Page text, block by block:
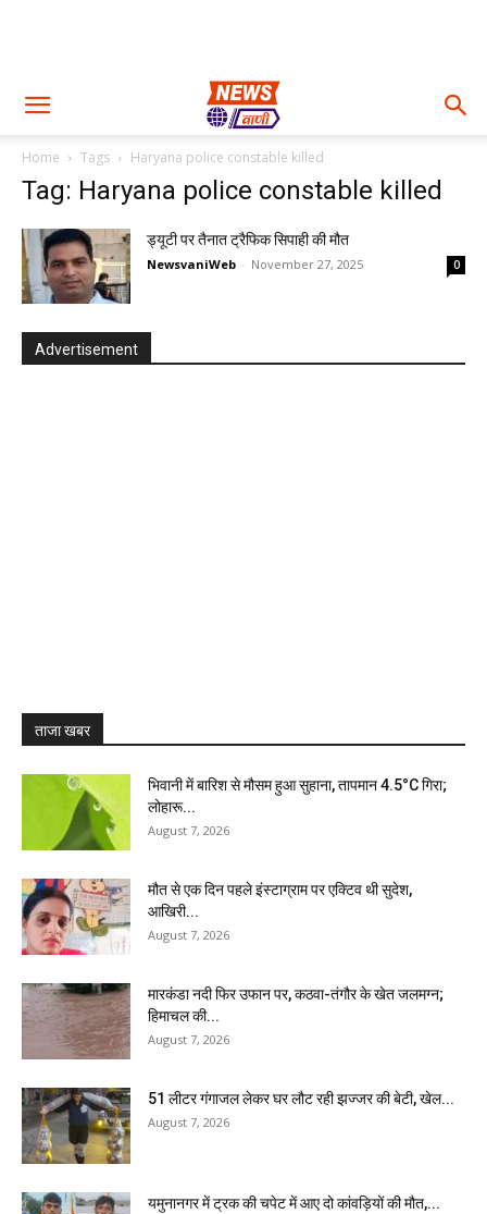
Home Tags Haryana police constable killed
Tag: Haryana police constable killed
ड्यूटी पर तैनात ट्रैफिक सिपाही की मौत
NewsvaniWeb - November 27, 2025 0
Advertisement
ताजा खबर
भिवानी में बारिश से मौसम हुआ सुहाना, तापमान 4.5°C गिरा;
लोहारू...
August 7, 2026
मौत से एक दिन पहले इंस्टाग्राम पर एक्टिव थी सुदेश,
आखिरी...
August 7, 2026
मारकंडा नदी फिर उफान पर, कठवा-तंगौर के खेत जलमग्न;
हिमाचल की...
August 7, 2026
51 लीटर गंगाजल लेकर घर लौट रही झज्जर की बेटी, खेल...
August 7, 2026
यमुनानगर में ट्रक की चपेट में आए दो कांवड़ियों की मौत,...